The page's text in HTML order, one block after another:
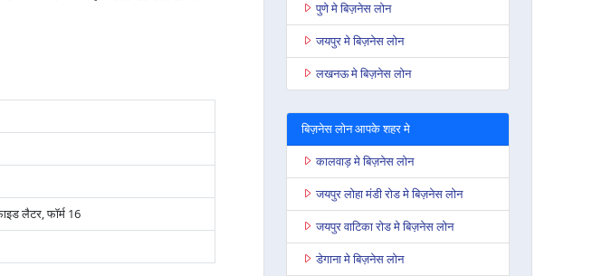
लैटर, फॉर्म 16
पुणे मे बिज़नेस लोन
जयपुर मे बिज़नेस लोन
लखनऊ मे बिज़नेस लोन
बिज़नेस लोन आपके शहर मे
कालवाड़ मे बिज़नेस लोन
जयपुर लोहा मंडी रोड मे बिज़नेस लोन
जयपुर वाटिका रोड मे बिज़नेस लोन
डेगाना मे बिज़नेस लोन